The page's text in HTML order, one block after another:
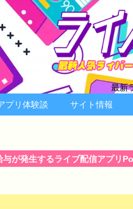
最新
プリ体験談 サイト情報
与が発生するライブ配信アプリ